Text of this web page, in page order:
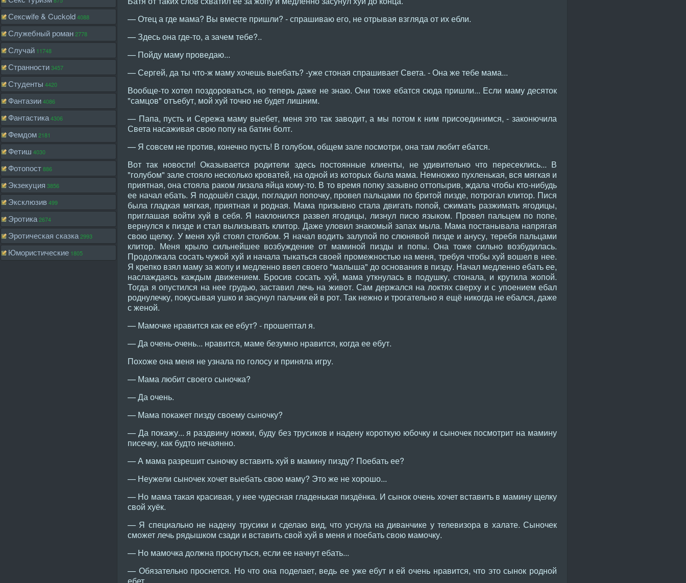
Сексwife & Cuckold4088
Служебный роман2778
Случай 11748
Странности3457
Студенты 4420
Фантазии4086
Фантастика4306
Фемдом2181
Фетиш 4030
Фотопост886
Экзекуция 3856
Эксклюзив499
Эротика2674
Эротическая сказка2993
Юмористические 1805
— Отец а где мама? Вы вместе пришли? - спрашиваю его, не отрывая взгляда от их ебли.
— Здесь она где-то, а зачем тебе?..
— Пойду маму проведаю...
— Сергей, да ты что-ж маму хочешь выебать? -уже стоная спрашивает Света. - Она же тебе мама...
Вообще-то хотел поздороваться, но теперь даже не знаю. Они тоже ебатся сюда пришли... Если маму десяток
"самцов" отъебут, мой хуй точно не будет лишним.
— Папа, пусть и Сережа маму выебет, меня это так заводит, а мы потом к ним присоединимся, - законючила
Света насаживая свою попу на батин болт.
— Я совсем не против, конечно пусть! В голубом, общем зале посмотри, она там любит ебатся.
Вот так новости! Оказывается родители здесь постоянные клиенты, не удивительно что пересеклись... В
"голубом" зале стояло несколько кроватей, на одной из которых была мама. Немножко пухленькая, вся мягкая и
приятная, она стояла раком лизала яйца кому-то. В то время попку зазывно оттопырив, ждала чтобы кто-нибудь
ее начал ебать. Я подошёл сзади, погладил попочку, провел пальцами по бритой пизде, потрогал клитор. Пися
была гладкая мягкая, приятная и родная. Мама призывно стала двигать попой, сжимать разжимать ягодицы,
приглашая войти хуй в себя. Я наклонился развел ягодицы, лизнул писю языком. Провел пальцем по попе,
вернулся к пизде и стал вылизывать клитор. Даже уловил знакомый запах мыла. Мама постанывала напрягая
свою щелку. У меня хуй стоял столбом. Я начал водить залупой по слюнявой пизде и анусу, теребя пальцами
клитор. Меня крыло сильнейшее возбуждение от маминой пизды и попы. Она тоже сильно возбудилась.
Продолжала сосать чужой хуй и начала тыкаться своей промежностью на меня, требуя чтобы хуй вошел в нее.
Я крепко взял маму за жопу и медленно ввел своего "малыша" до основания в пизду. Начал медленно ебать ее,
наслаждаясь каждым движением. Бросив сосать хуй, мама уткнулась в подушку, стонала, и крутила жопой.
Тогда я опустился на нее грудью, заставил лечь на живот. Сам держался на локтях сверху и с упоением ебал
роднулечку, покусывая ушко и засунул пальчик ей в рот. Так нежно и трогательно я ещё никогда не ебался, даже
с женой.
— Мамочке нравится как ее ебут? - прошептал я.
— Да очень-очень... нравится, маме безумно нравится, когда ее ебут.
Похоже она меня не узнала по голосу и приняла игру.
— Мама любит своего сыночка?
— Да очень.
— Мама покажет пизду своему сыночку?
— Да покажу... я раздвину ножки, буду без трусиков и надену короткую юбочку и сыночек посмотрит на мамину
писечку, как будто нечаянно.
— А мама разрешит сыночку вставить хуй в мамину пизду? Поебать ее?
— Неужели сыночек хочет выебать свою маму? Это же не хорошо...
— Но мама такая красивая, у нее чудесная гладенькая пиздёнка. И сынок очень хочет вставить в мамину щелку
свой хуёк.
— Я специально не надену трусики и сделаю вид, что уснула на диванчике у телевизора в халате. Сыночек
сможет лечь рядышком сзади и вставить свой хуй в меня и поебать свою мамочку.
— Но мамочка должна проснуться, если ее начнут ебать...
— Обязательно проснется. Но что она поделает, ведь ее уже ебут и ей очень нравится, что это сынок родной